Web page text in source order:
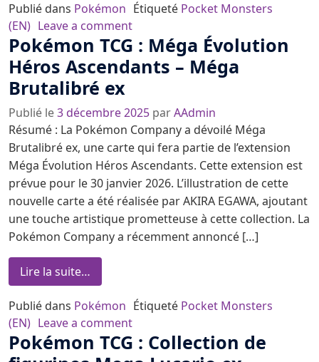
Publié dans Pokémon Étiqueté Pocket Monsters
(EN) Leave a commenton Pokémon TCG : Retours des
Pokémon TCG : Méga Évolution
Héros Ascendants – Méga
Brutalibré ex
Publié le3 décembre 2025 parAAdmin
Résumé : La Pokémon Company a dévoilé Méga
Brutalibré ex, une carte qui fera partie de l’extension
Méga Évolution Héros Ascendants. Cette extension est
prévue pour le 30 janvier 2026. L’illustration de cette
nouvelle carte a été réalisée par AKIRA EGAWA, ajoutant
une touche artistique prometteuse à cette collection. La
Pokémon Company a récemment annoncé […]
Lire la suite…
Publié dans Pokémon Étiqueté Pocket Monsters
(EN) Leave a commenton Pokémon TCG : Méga
Pokémon TCG : Collection de